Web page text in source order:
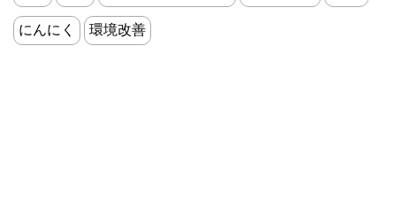
にんにく 環境改善